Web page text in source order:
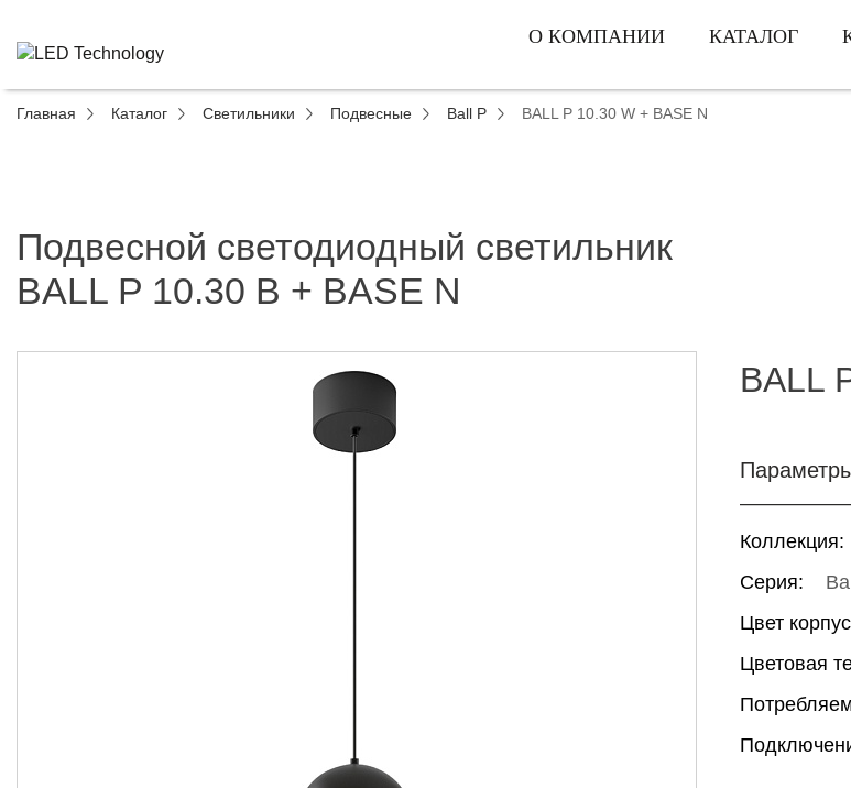
О КОМПАНИИ КАТАЛОГ
Главная Каталог Светильники Подвесные Ball P BALL P 10.30 W + BASE N
Подвесной светодиодный светильник
BALL P 10.30 B + BASE N
BALL
Коллекция:
Серия:
Цвет
Цветовая